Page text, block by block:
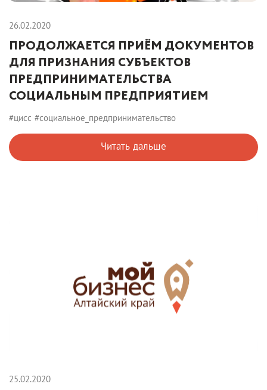
26.02.2020
ПРОДОЛЖАЕТСЯ ПРИЁМ ДОКУМЕНТОВ
ДЛЯ ПРИЗНАНИЯ СУБЪЕКТОВ
ПРЕДПРИНИМАТЕЛЬСТВА
СОЦИАЛЬНЫМ ПРЕДПРИЯТИЕМ
#цисс #социальное_предпринимательство
Читать дальше
25.02.2020